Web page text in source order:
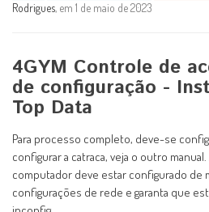
Rodrigues, em 1 de maio de 2023
4GYM Controle de
de configuração -
Top Data
Para processo completo, deve-se
configurar a catraca, veja o outro manual.
computador deve estar configurado de
configurações de rede e garanta que